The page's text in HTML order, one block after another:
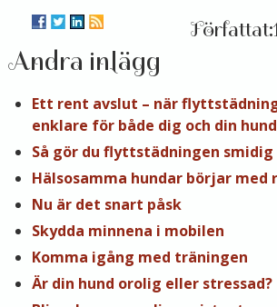
Andra inlägg
Ett rent avslut – när
enklare för både dig och din hund
Så gör du flyttstädningen
Hälsosamma hundar börjar
Nu är det snart påsk
Skydda minnena i mobilen
Komma igång med träningen
Är din hund orolig eller stressad?